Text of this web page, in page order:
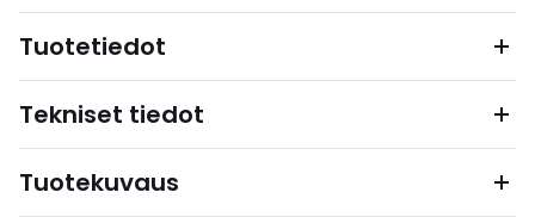
Tuotetiedot
Tekniset tiedot
Tuotekuvaus